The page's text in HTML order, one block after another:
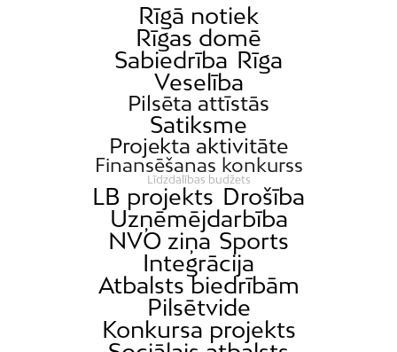
Rīgā notiek
Rīgas domē
Sabiedrība Rīga
Veselība
Pilsēta attīstās
Satiksme
Projekta aktivitāte
Finansēšanas konkurss
Līdzdalības budžets
LB projekts Drošība
Uzņēmējdarbība
NVO ziņa Sports
Integrācija
Atbalsts biedrībām
Pilsētvide
Konkursa projekts